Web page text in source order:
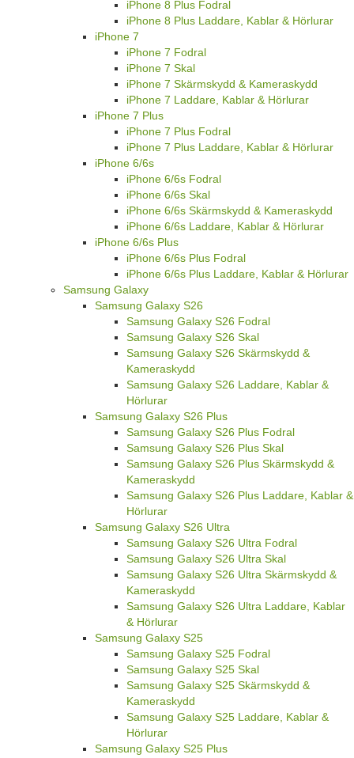
iPhone 8 Plus Fodral
iPhone 8 Plus Laddare, Kablar & Hörlurar
iPhone 7
iPhone 7 Fodral
iPhone 7 Skal
iPhone 7 Skärmskydd & Kameraskydd
iPhone 7 Laddare, Kablar & Hörlurar
iPhone 7 Plus
iPhone 7 Plus Fodral
iPhone 7 Plus Laddare, Kablar & Hörlurar
iPhone 6/6s
iPhone 6/6s Fodral
iPhone 6/6s Skal
iPhone 6/6s Skärmskydd & Kameraskydd
iPhone 6/6s Laddare, Kablar & Hörlurar
iPhone 6/6s Plus
iPhone 6/6s Plus Fodral
iPhone 6/6s Plus Laddare, Kablar & Hörlurar
Samsung Galaxy
Samsung Galaxy S26
Samsung Galaxy S26 Fodral
Samsung Galaxy S26 Skal
Samsung Galaxy S26 Skärmskydd &
Kameraskydd
Samsung Galaxy S26 Laddare, Kablar &
Hörlurar
Samsung Galaxy S26 Plus
Samsung Galaxy S26 Plus Fodral
Samsung Galaxy S26 Plus Skal
Samsung Galaxy S26 Plus Skärmskydd &
Kameraskydd
Samsung Galaxy S26 Plus Laddare, Kablar &
Hörlurar
Samsung Galaxy S26 Ultra
Samsung Galaxy S26 Ultra Fodral
Samsung Galaxy S26 Ultra Skal
Samsung Galaxy S26 Ultra Skärmskydd &
Kameraskydd
Samsung Galaxy S26 Ultra Laddare, Kablar
& Hörlurar
Samsung Galaxy S25
Samsung Galaxy S25 Fodral
Samsung Galaxy S25 Skal
Samsung Galaxy S25 Skärmskydd &
Kameraskydd
Samsung Galaxy S25 Laddare, Kablar &
Hörlurar
Samsung Galaxy S25 Plus